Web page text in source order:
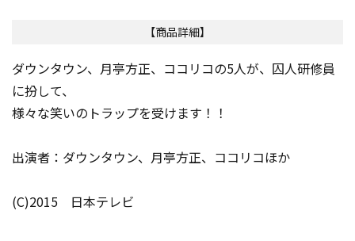
【商品詳細】
ダウンタウン、月亭方正、ココリコの5人が、囚人研修員
に扮して、
様々な笑いのトラップを受けます！！
出演者：ダウンタウン、月亭方正、ココリコほか
(C)2015 日本テレビ